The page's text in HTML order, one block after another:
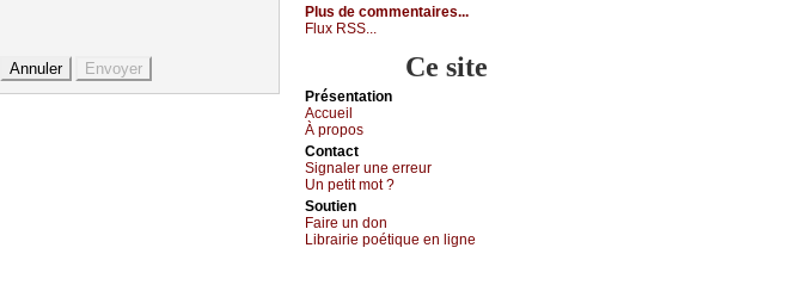
Plus de commentaires...
Flux RSS...
Ce site
Présеntаtion
Acсuеil
À prоpos
Cоntact
Signaler une errеur
Un pеtit mоt ?
Sоutien
Fаirе un dоn
Librairiе pоétique en lignе